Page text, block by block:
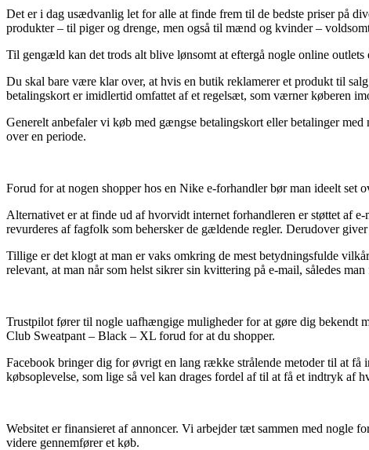
Det er i dag usædvanlig let for alle at finde frem til de bedste priser på
produkter – til piger og drenge, men også til mænd og kvinder –
Til gengæld kan det trods alt blive lønsomt at eftergå nogle online
Du skal bare være klar over, at hvis en butik reklamerer et produkt til
betalingskort er imidlertid omfattet af et regelsæt, som værner køberen
Generelt anbefaler vi køb med gængse betalingskort eller betalinger
over en periode.
Forud for at nogen shopper hos en Nike e-forhandler bør man ideelt set
Alternativet er at finde ud af hvorvidt internet forhandleren er støttet af
revurderes af fagfolk som behersker de gældende regler. Derudover
Tillige er det klogt at man er vaks omkring de mest betydningsfulde
relevant, at man når som helst sikrer sin kvittering på e-mail, således
Trustpilot fører til nogle uafhængige muligheder for at gøre dig bekendt
Club Sweatpant – Black – XL forud for at du shopper.
Facebook bringer dig for øvrigt en lang række strålende metoder til at få
købsoplevelse, som lige så vel kan drages fordel af til at få et indtryk af
Websitet er finansieret af annoncer. Vi arbejder tæt sammen med nogle
videre gennemfører et køb.